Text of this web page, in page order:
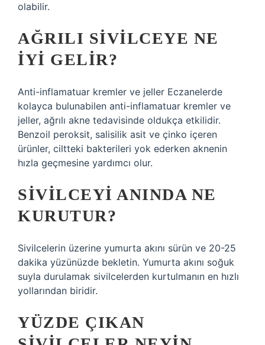
olabilir.
AĞRILI SIVILCEYE NE
IYI GELIR?
Anti-inflamatuar kremler ve jeller Eczanelerde
kolayca bulunabilen anti-inflamatuar kremler ve
jeller, ağrılı akne tedavisinde oldukça etkilidir.
Benzoil peroksit, salisilik asit ve çinko içeren
ürünler, ciltteki bakterileri yok ederken aknenin
hızla geçmesine yardımcı olur.
SIVILCEYI ANINDA NE
KURUTUR?
Sivilcelerin üzerine yumurta akını sürün ve 20-25
dakika yüzünüzde bekletin. Yumurta akını soğuk
suyla durulamak sivilcelerden kurtulmanın en hızlı
yollarından biridir.
YÜZDE ÇIKAN